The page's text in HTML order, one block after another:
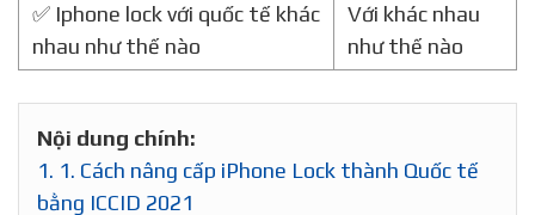
✅ Iphone lock với quốc tế khác
nhau như thế nào
Với khác nhau
như thế nào
Nội dung chính:
1. 1. Cách nâng cấp iPhone Lock thành Quốc tế
bằng ICCID 2021